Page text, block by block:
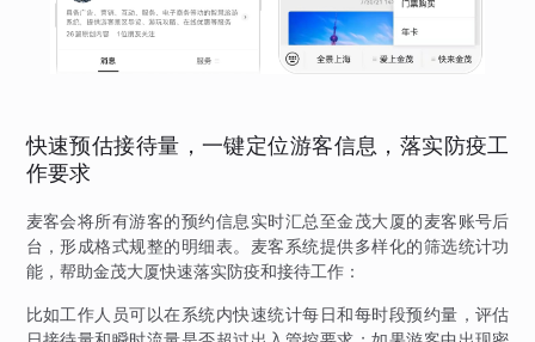
快速预估接待量，一键定位游客信息，落实防疫工
作要求
麦客会将所有游客的预约信息实时汇总至金茂大厦的麦客账号后
台，形成格式规整的明细表。麦客系统提供多样化的筛选统计功
能，帮助金茂大厦快速落实防疫和接待工作：
比如工作人员可以在系统内快速统计每日和每时段预约量，评估